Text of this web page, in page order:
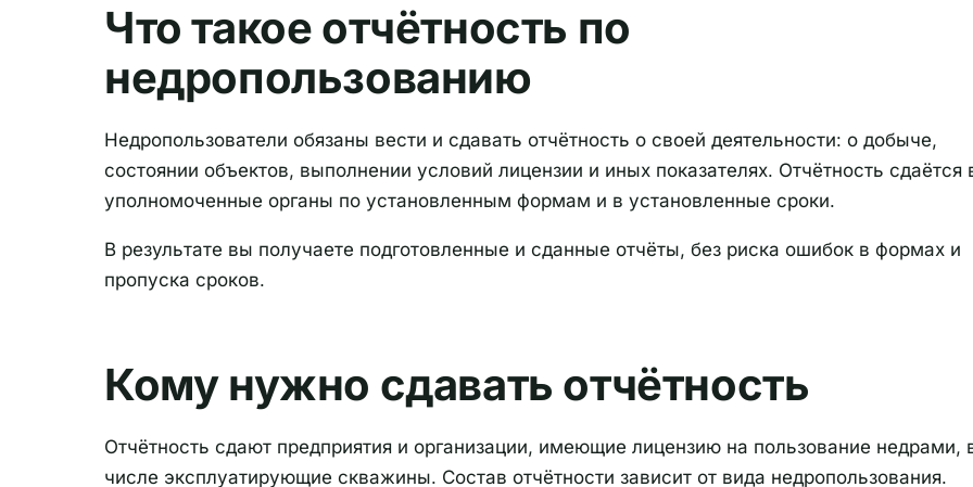
Что такое отчётность по
недропользованию
Недропользователи обязаны вести и сдавать отчётность о своей деятельности: о добыче,
состоянии объектов, выполнении условий лицензии и иных показателях. Отчётность сдаётся
уполномоченные органы по установленным формам и в установленные сроки.
В результате вы получаете подготовленные и сданные отчёты, без риска ошибок в формах и
пропуска сроков.
Кому нужно сдавать отчётность
Отчётность сдают предприятия и организации, имеющие лицензию на пользование недрами,
числе эксплуатирующие скважины. Состав отчётности зависит от вида недропользования.